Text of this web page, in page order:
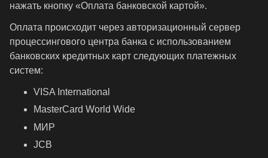
нажать кнопку «Оплата банковской картой».
Оплата происходит через авторизационный сервер
процессингового центра банка с использованием
банковских кредитных карт следующих платежных
систем:
VISA International
MasterCard World Wide
МИР
JCB